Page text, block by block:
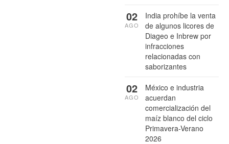
India prohíbe la venta
de algunos licores de
Diageo e Inbrew por
infracciones
relacionadas con
saborizantes
02
AGO
México e industria
acuerdan
comercialización del
maíz blanco del ciclo
Primavera-Verano
2026
02
AGO